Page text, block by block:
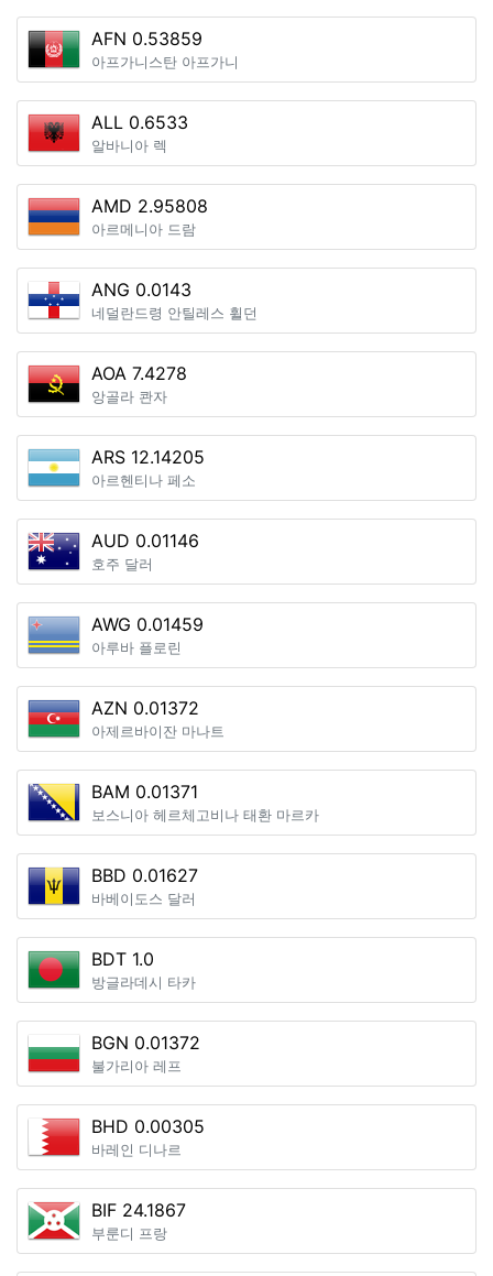
AFN 0.53859
아프가니스탄 아프가니
ALL 0.6533
알바니아 렉
AMD 2.95808
아르메니아 드람
ANG 0.0143
네덜란드령 안틸레스 휠던
AOA 7.4278
앙골라 콴자
ARS 12.14205
아르헨티나 페소
AUD 0.01146
호주 달러
AWG 0.01459
아루바 플로린
AZN 0.01372
아제르바이잔 마나트
BAM 0.01371
보스니아 헤르체고비나 태환 마르카
BBD 0.01627
바베이도스 달러
BDT 1.0
방글라데시 타카
BGN 0.01372
불가리아 레프
BHD 0.00305
바레인 디나르
BIF 24.1867
부룬디 프랑